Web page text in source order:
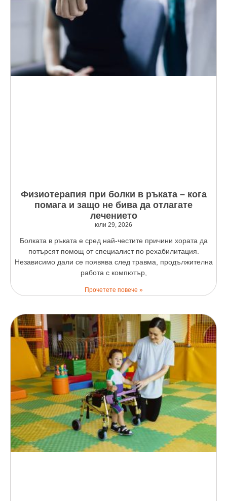
Физиотерапия при болки в ръката – кога
помага и защо не бива да отлагате
лечението
юли 29, 2026
Болката в ръката е сред най-честите причини хората да
потърсят помощ от специалист по рехабилитация.
Независимо дали се появява след травма, продължителна
работа с компютър,
Прочетете повече »